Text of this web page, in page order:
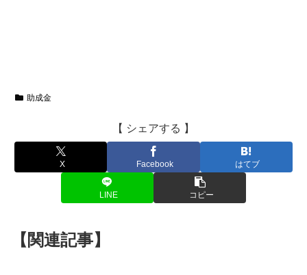
助成金
【 シェアする 】
X Facebook はてブ
LINE コピー
【関連記事】